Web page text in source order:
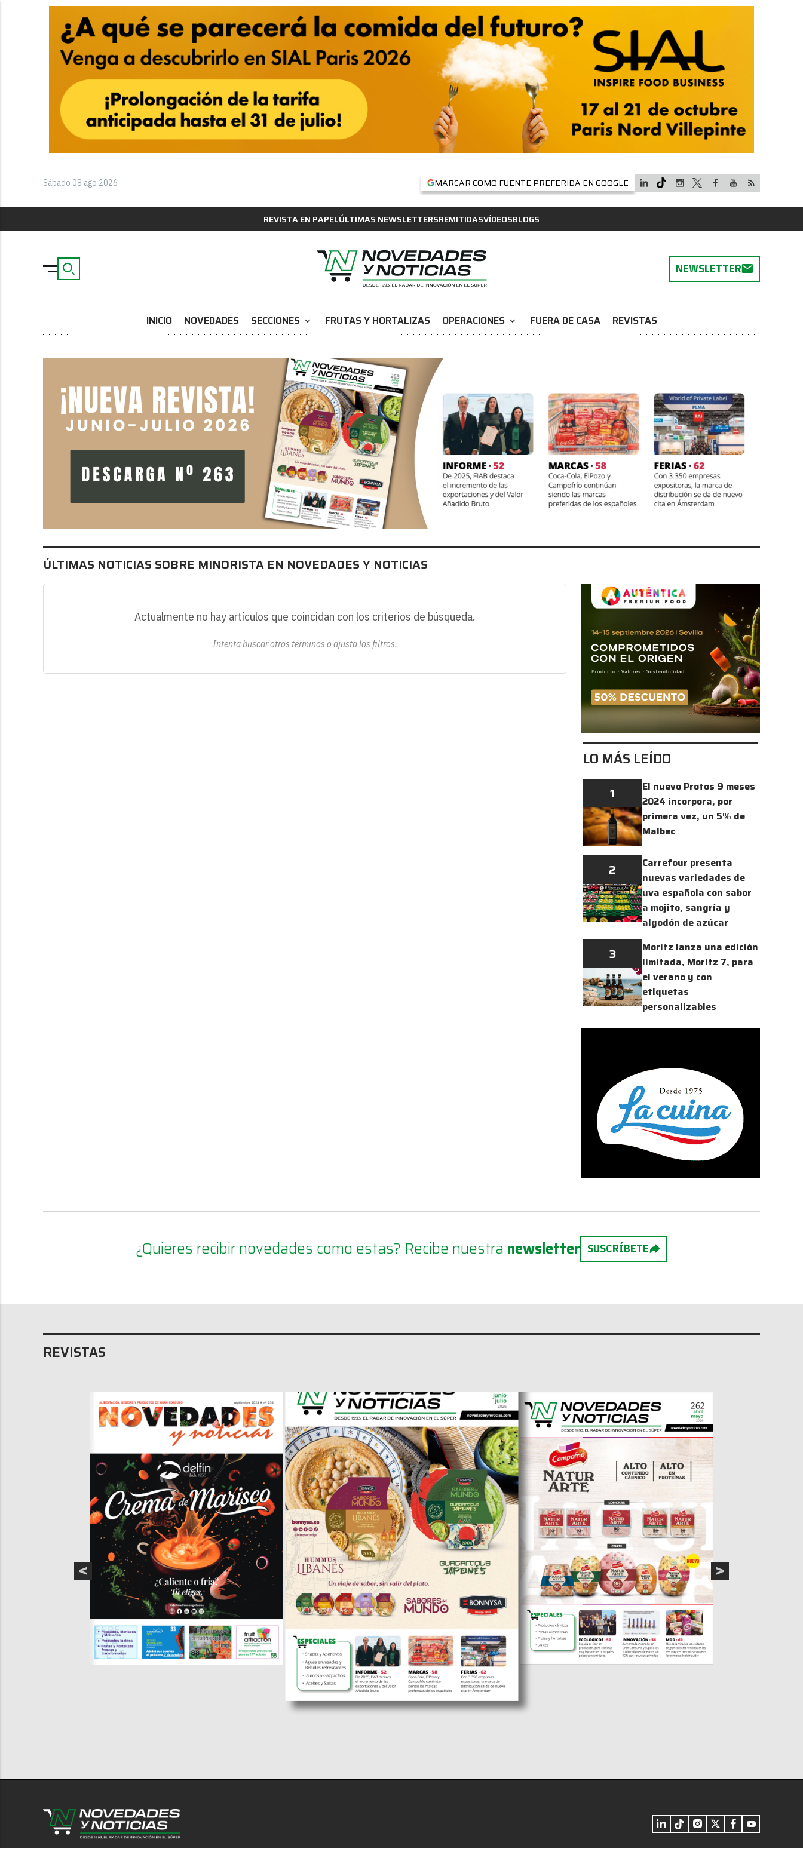
Sábado 08 ago 2026 MARCAR COMO FUENTE PREFERIDA EN GOOGLE
REVISTA EN PAPELÚLTIMAS NEWSLETTERSREMITIDASVÍDEOSBLOGS
NEWSLETTER
INICIO NOVEDADES SECCIONES expand_more FRUTAS Y HORTALIZAS OPERACIONES expand_more FUERA DE CASA REVISTAS
ÚLTIMAS NOTICIAS SOBRE MINORISTA EN NOVEDADES Y NOTICIAS
Actualmente no hay artículos que coincidan con los criterios de búsqueda.
Intenta buscar otros términos o ajusta los filtros.
LO MÁS LEÍDO
1
El nuevo Protos 9 meses
2024 incorpora, por
primera vez, un 5% de
Malbec
2
Carrefour presenta
nuevas variedades de
uva española con sabor
a mojito, sangría y
algodón de azúcar
3
Moritz lanza una edición
limitada, Moritz 7, para
el verano y con
etiquetas
personalizables
¿Quieres recibir novedades como estas? Recibe nuestra newsletter SUSCRÍBETE
REVISTAS